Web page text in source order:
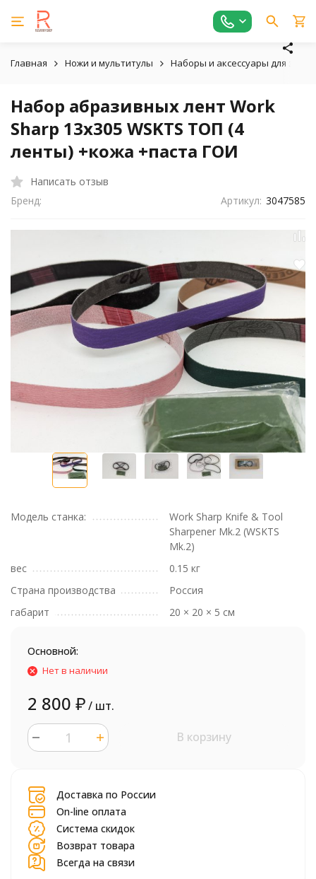
Главная Ножи и мультитулы Наборы и аксессуары для
Набор абразивных лент Work
Sharp 13x305 WSKTS ТОП (4
ленты) +кожа +паста ГОИ
Написать отзыв
Бренд:
Артикул: 3047585
Модель станка:
Work Sharp Knife & Tool
Sharpener Mk.2 (WSKTS
Mk.2)
вес
0.15 кг
Страна производства
Россия
габарит
20 × 20 × 5 см
Основной:
Нет в наличии
2 800 ₽/ шт.
В корзину
Доставка по России
On-line оплата
Система скидок
Возврат товара
Всегда на связи